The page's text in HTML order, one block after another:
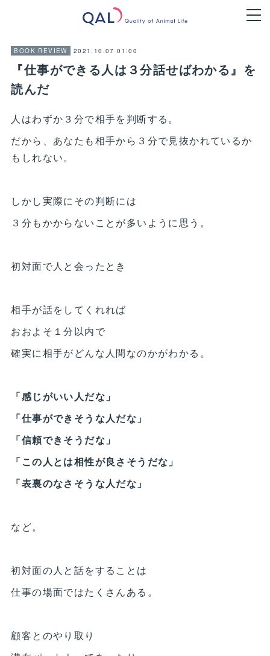
BOOK REVIEW 2021.10.07 01:00
『仕事ができる人は３分話せばわかる』を
読んだ
人はわずか３分で相手を判断する。
だから、あなたも相手から３分で見抜かれているか
もしれない。
しかし実際にその判断には
３分もかからないことが多いように思う。
初対面で人と会ったとき
相手が話をしてくれれば
おおよそ１分以内で
確実に相手がどんな人間なのかがわかる。
「感じがいい人だな」
「仕事ができそうな人だな」
「信頼できそうだな」
「この人とは相性が良さそうだな」
「表裏のなさそうな人だな」
など。
初対面の人と話をすることは
仕事の場面ではたくさんある。
顧客とのやり取り